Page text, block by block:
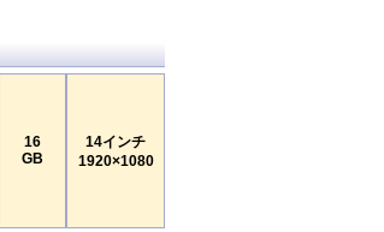
16
GB
14インチ
1920×1080